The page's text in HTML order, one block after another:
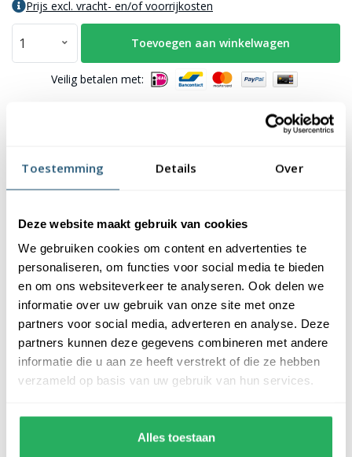
Toestemming Details Over
Deze website maakt gebruik van cookies
We gebruiken cookies om content en advertenties te
personaliseren, om functies voor social media te bieden
en om ons websiteverkeer te analyseren. Ook delen we
informatie over uw gebruik van onze site met onze
partners voor social media, adverteren en analyse. Deze
partners kunnen deze gegevens combineren met andere
informatie die u aan ze heeft verstrekt of die ze hebben
verzameld op basis van uw gebruik van hun services.
Alles toestaan
Prijs excl. vracht- en/of voorrijkosten
Toevoegen aan winkelwagen
Veilig betalen met:
Offerte aanvraag
Laagsteprijsgarantie
Gratis verzendingboven de € 150,- (m.u.v. masten)
Levering en plaatsingdoor heel NL & BE
9,2
7224 Beoordelingen
✪✪✪✪✪
✪✪✪✪✪
Gebruikers video’s